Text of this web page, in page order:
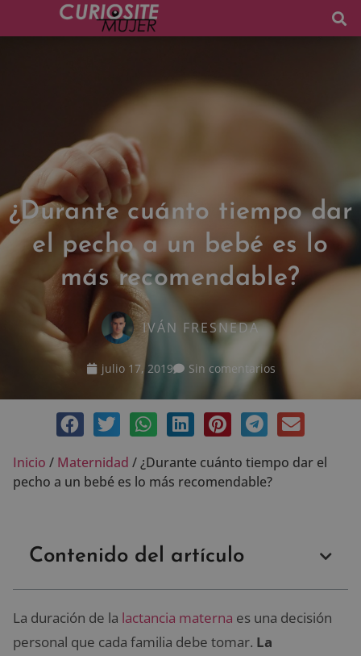
¿Durante cuánto tiempo dar
el pecho a un bebé es lo
más recomendable?
IVÁN FRESNEDA
julio 17, 2019 Sin comentarios
Inicio / Maternidad /¿Durante cuánto tiempo dar el
pecho a un bebé es lo más recomendable?
Contenido del artículo
La duración de la lactancia materna es una decisión
personal que cada familia debe tomar. La